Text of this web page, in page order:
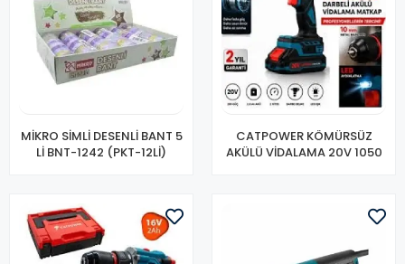
MİKRO SİMLİ DESENLİ BANT 5
Lİ BNT-1242 (PKT-12Lİ)
CATPOWER KÖMÜRSÜZ
AKÜLÜ VİDALAMA 20V 1050